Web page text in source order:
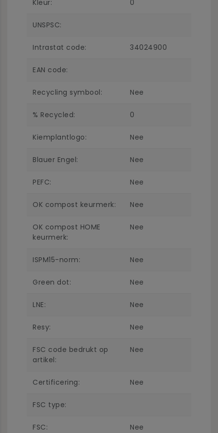
Kleur: 0
UNSPSC:
Intrastat code: 34024900
EAN code:
Recycling symbool: Nee
% Recycled: 0
Kiemplantlogo: Nee
Blauer Engel: Nee
PEFC: Nee
OK compost keurmerk: Nee
OK compost HOME
keurmerk:
Nee
ISPM15-norm: Nee
Green dot: Nee
LNE: Nee
Resy: Nee
FSC code bedrukt op
artikel:
Nee
Certificering: Nee
FSC type:
FSC: Nee